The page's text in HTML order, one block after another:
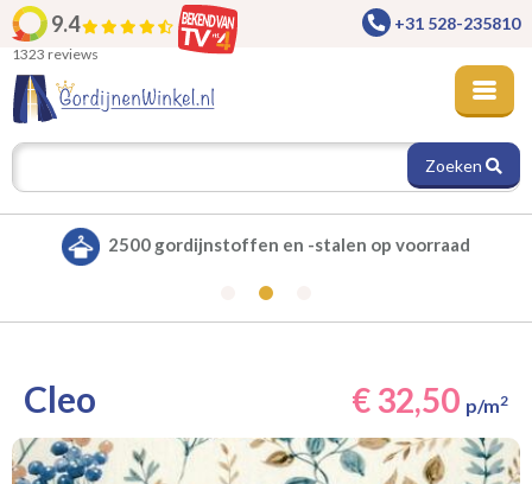
9.4
1323 reviews
+31 528-235810
Zoeken
Alle gordijnen verduisterend leverbaar
Cleo € 32,50 p/m2